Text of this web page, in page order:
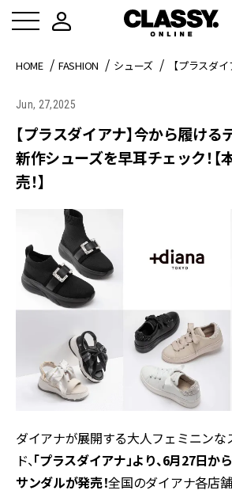
HOME FASHION シューズ 【プラスダ
Jun, 27,2025
【プラスダイアナ】今から履け
新作シューズを早耳チェック！
売！】
ダイアナが展開する大人フェミニンな
ド、「プラスダイアナ」より、6月27日か
サンダルが発売！全国のダイアナ各店